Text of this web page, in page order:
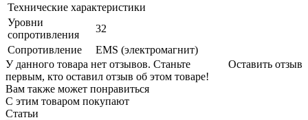
Технические характеристики
Уровни
сопротивления
32
Сопротивление
EMS (электромагнит)
Оставить отзыв
У данного товара нет отзывов. Станьте
первым, кто оставил отзыв об этом товаре!
Вам также может понравиться
С этим товаром покупают
Статьи